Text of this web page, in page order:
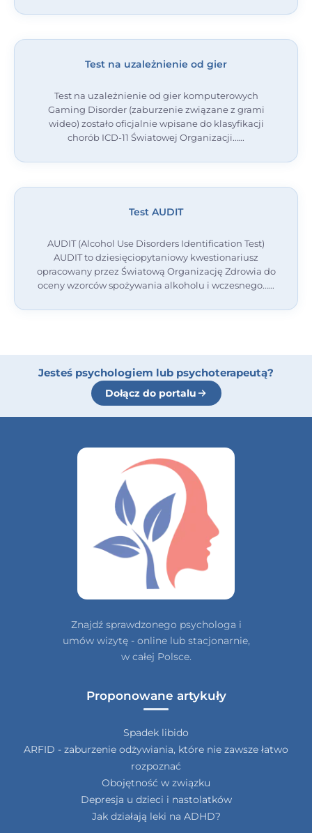
Test na uzależnienie od gier
Test na uzależnienie od gier komputerowych
Gaming Disorder (zaburzenie związane z grami
wideo) zostało oficjalnie wpisane do klasyfikacji
chorób ICD-11 Światowej Organizacji…
Test AUDIT
AUDIT (Alcohol Use Disorders Identification Test)
AUDIT to dziesięciopytaniowy kwestionariusz
opracowany przez Światową Organizację Zdrowia do
oceny wzorców spożywania alkoholu i wczesnego…
Jesteś psychologiem lub psychoterapeutą?
Dołącz do portalu
Znajdź sprawdzonego psychologa i
umów wizytę - online lub stacjonarnie,
w całej Polsce.
Proponowane artykuły
Spadek libido
ARFID - zaburzenie odżywiania, które nie zawsze łatwo
rozpoznać
Obojętność w związku
Depresja u dzieci i nastolatków
Jak działają leki na ADHD?